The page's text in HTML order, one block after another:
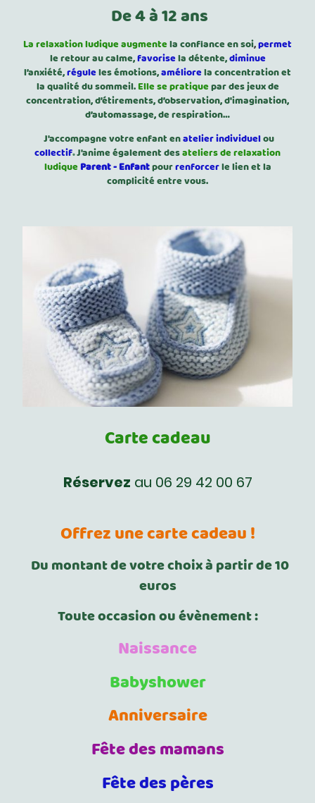
De 4 à 12 ans
La relaxation ludique augmentela confiance en soi,permet
le retour au calme,favorisela détente,diminue
l’anxiété,réguleles émotions,améliorela concentration et
la qualité du sommeil. Elle se pratiquepar des jeux de
concentration, d’étirements, d’observation, d'imagination,
d’automassage, de respiration…
J'accompagne votre enfant enatelier individuelou
collectif.J'anime également desateliers de relaxation
ludique Parent - Enfantpourrenforcerle lien et la
complicité entre vous.
Carte cadeau
Réservez au 06 29 42 00 67
Offrez une carte cadeau !
Du montant de votre choix à partir de 10
euros
Toute occasion ou évènement :
Naissance
Babyshower
Anniversaire
Fête des mamans
Fête des pères